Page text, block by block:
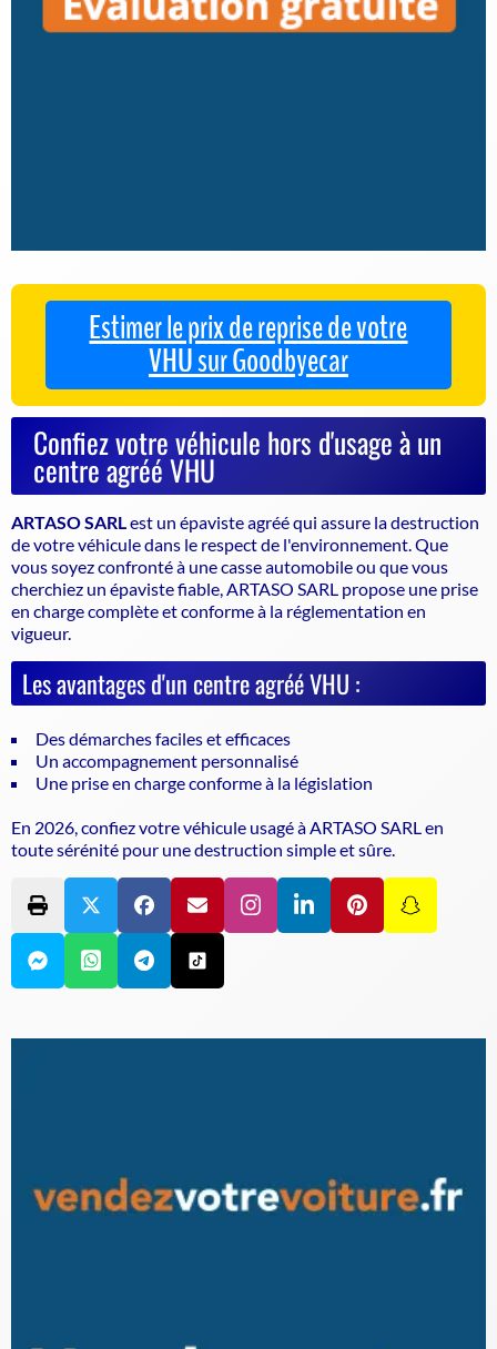
Estimer le prix de reprise de votre
VHU sur Goodbyecar
Confiez votre véhicule hors d'usage à un
centre agréé VHU
ARTASO SARL est un épaviste agrééqui assure la destruction
de votre véhicule dans le respect de l'environnement. Que
vous soyez confronté à une casse automobile ou que vous
cherchiez un épavistefiable, ARTASO SARL propose une prise
en charge complète et conforme à la réglementation en
vigueur.
Les avantages d'un centre agréé VHU :
Des démarches faciles et efficaces
Un accompagnement personnalisé
Une prise en charge conforme à la législation
En 2026, confiez votre véhicule usagé à ARTASO SARL en
toute sérénité pour une destruction simple et sûre.